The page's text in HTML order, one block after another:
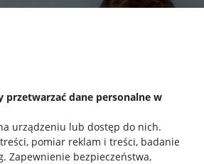
przetwarzać dane personalne w
urządzeniu lub dostęp do nich.
pomiar reklam i treści, badanie
. Zapewnienie bezpieczeństwa,